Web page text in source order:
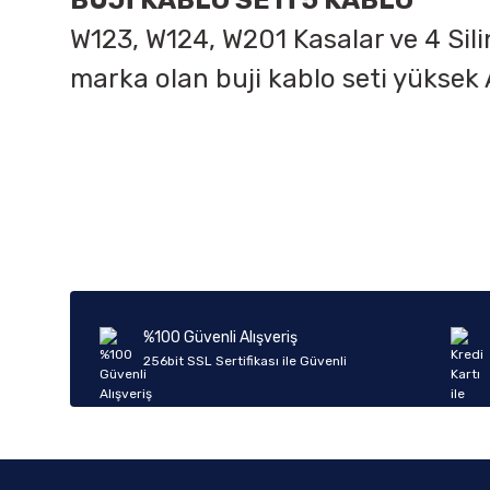
W123, W124, W201 Kasalar ve 4
marka olan buji kablo seti
Ürün fiyatı diğer sitelerden daha pahalı.
Bu ürüne benzer farklı alternatifler olmalı.
%100 Güvenli Alışveriş
256bit SSL Sertifikası ile Güvenli